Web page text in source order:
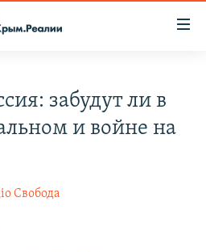
11 ИСТОРИЙ СОПРОТИВЛЕНИЯ
забудут ли в
и войне на
Свобода